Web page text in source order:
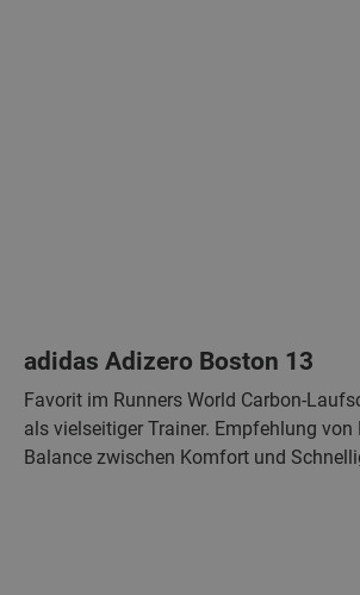
adidas Adizero Boston 13
Favorit im Runners World Carbon-
als vielseitiger Trainer. Empfehlung von
Balance zwischen Komfort und